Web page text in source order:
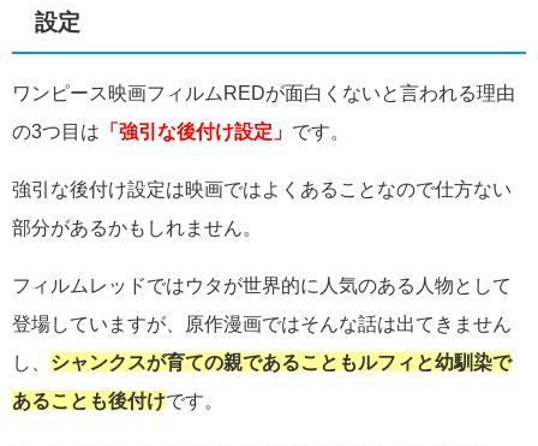
設定
ワンピース映画フィルムREDが面白くないと言われる理由
の3つ目は 「強引な後付け設定」 です。
強引な後付け設定は映画ではよくあることなので仕方ない
部分があるかもしれません。
フィルムレッドではウタが世界的に人気のある人物として
登場していますが、原作漫画ではそんな話は出てきません
し、 シャンクスが育ての親であることもルフィと幼馴染で
あることも後付けです。